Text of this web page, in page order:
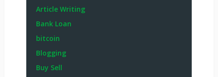
Article Writing
Bank Loan
bitcoin
Blogging
Buy Sell